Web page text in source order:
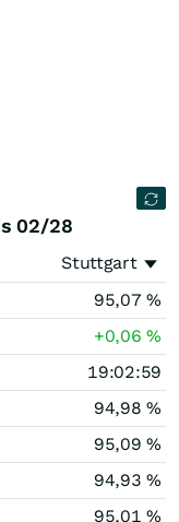
02/28
Stuttgart
95,07 %
+0,06%
19:02:59
94,98 %
95,09 %
94,93 %
95,01%